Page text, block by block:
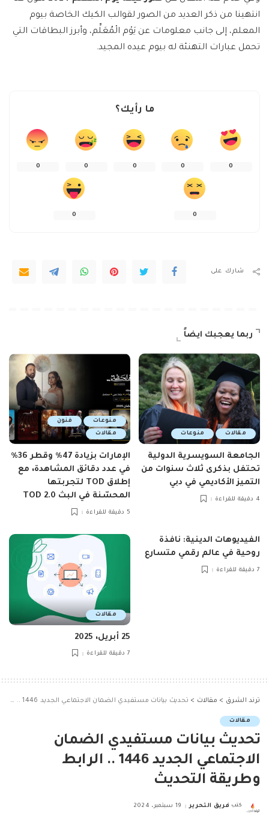
انتهينا من ذكر العديد من الصور لقوالب الكيك الخاصة بيوم
المعلم، إلى جانب معلومات عن يَوْم الْمُعَلِّم، وأبرز البطاقات التي
تحمل عبارات التهنئة له بيوم عيده المجيد.
ما رأيك؟
0
0
0
0
0
0
0
شارك على
ربما يعجبك ايضاً
مقالات منوعات
الجامعة السويسرية الدولية
تحتفل بذكرى ثلاث سنوات من
التميز الأكاديمي في دبي
4 دقيقة للقراءة
منوعات
فنون
مقالات
الإمارات بزيادة 47٪ وقطر 36٪
في عدد دقائق المشاهدة، مع
إطلاق TOD لتجربتها
المحسّنة في البث TOD 2.0
5 دقيقة للقراءة
الفيديوهات الدينية: نافذة
روحية في عالم رقمي متسارع
7 دقيقة للقراءة
مقالات
25 أبريل، 2025
7 دقيقة للقراءة
ترند الشرق > مقالات > تحديث بيانات مستفيدي الضمان الاجتماعي الجديد 1446 .. الرابط وطريقة التحديث
مقالات
تحديث بيانات مستفيدي الضمان
الاجتماعي الجديد 1446 .. الرابط
وطريقة التحديث
Posted
كتب فريق التحرير 19 سبتمبر، 2024